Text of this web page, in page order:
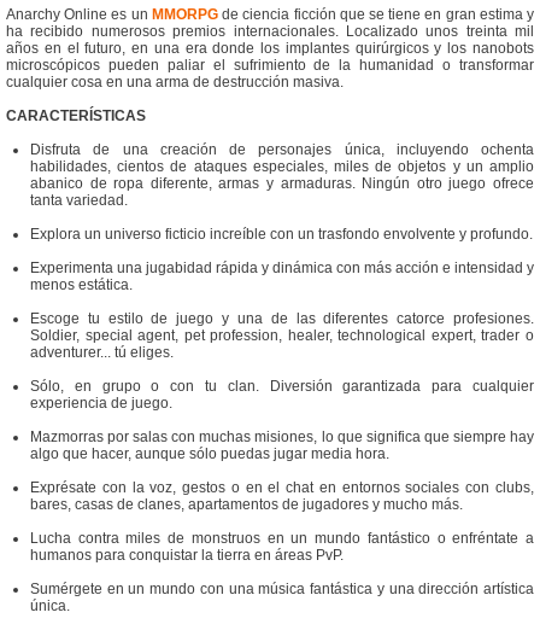
Anarchy Online es un MMORPGde ciencia ficción que se tiene en gran estima y
ha recibido numerosos premios internacionales. Localizado unos treinta mil
años en el futuro, en una era donde los implantes quirúrgicos y los nanobots
microscópicos pueden paliar el sufrimiento de la humanidad o transformar
cualquier cosa en una arma de destrucción masiva.
CARACTERÍSTICAS
Disfruta de una creación de personajes única, incluyendo ochenta
habilidades, cientos de ataques especiales, miles de objetos y un amplio
abanico de ropa diferente, armas y armaduras. Ningún otro juego ofrece
tanta variedad.
Explora un universo ficticio increíble con un trasfondo envolvente y profundo.
Experimenta una jugabidad rápida y dinámica con más acción e intensidad y
menos estática.
Escoge tu estilo de juego y una de las diferentes catorce profesiones.
Soldier, special agent, pet profession, healer, technological expert, trader o
adventurer... tú eliges.
Sólo, en grupo o con tu clan. Diversión garantizada para cualquier
experiencia de juego.
Mazmorras por salas con muchas misiones, lo que significa que siempre hay
algo que hacer, aunque sólo puedas jugar media hora.
Exprésate con la voz, gestos o en el chat en entornos sociales con clubs,
bares, casas de clanes, apartamentos de jugadores y mucho más.
Lucha contra miles de monstruos en un mundo fantástico o enfréntate a
humanos para conquistar la tierra en áreas PvP.
Sumérgete en un mundo con una música fantástica y una dirección artística
única.